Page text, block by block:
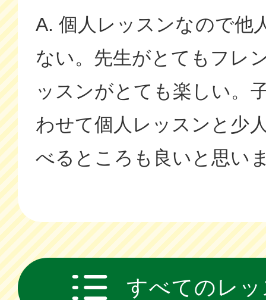
A. 個人レッスンなので他
ない。先生がとてもフレ
ッスンがとても楽しい。
わせて個人レッスンと少
べるところも良いと思い
すべてのレ